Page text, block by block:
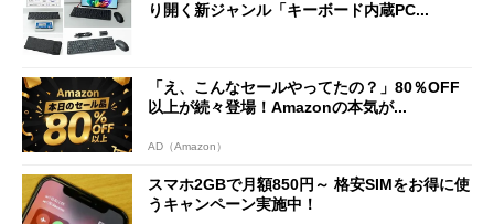
り開く新ジャンル「キーボード内蔵PC...
「え、こんなセールやってたの？」80％OFF
以上が続々登場！Amazonの本気が...
AD（Amazon）
スマホ2GBで月額850円～ 格安SIMをお得に使
うキャンペーン実施中！